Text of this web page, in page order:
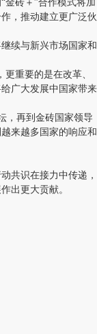
砖＋”合作模式将加
，推动建立更广泛伙
续与新兴市场国家和
重要的是在改革、
广大发展中国家带来
再到金砖国家领导
来越多国家的响应和
共识在接力中传递，
出更大贡献。